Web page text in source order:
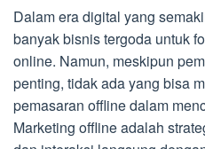
Dalam era digital yang
banyak bisnis tergoda untuk
online. Namun, meskipun
penting, tidak ada yang bisa
pemasaran offline dalam
Marketing offline adalah